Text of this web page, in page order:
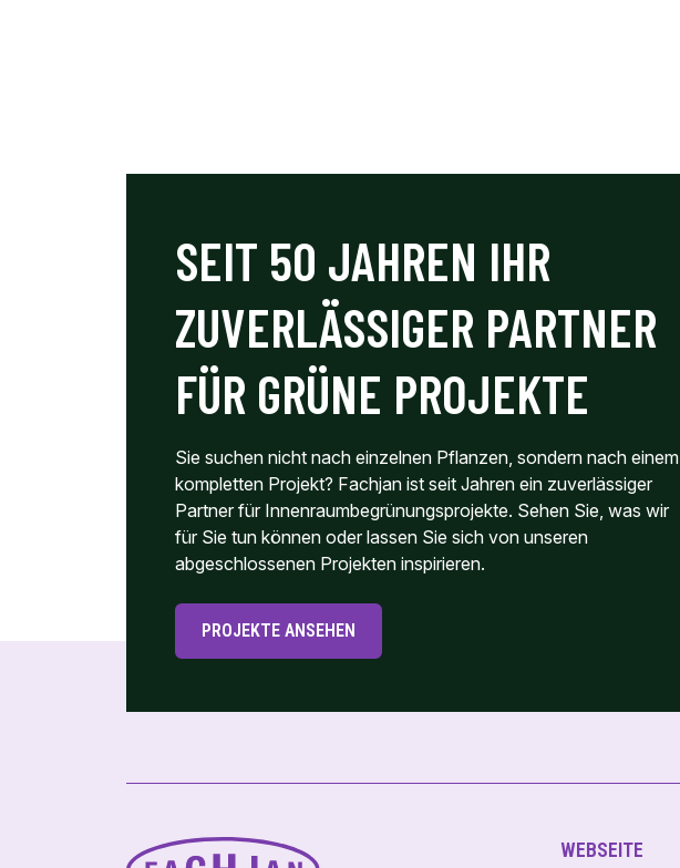
SEIT 50 JAHREN IHR
ZUVERLÄSSIGER PARTNER
FÜR GRÜNE PROJEKTE
Sie suchen nicht nach einzelnen Pflanzen, sondern nach einem
kompletten Projekt? Fachjan ist seit Jahren ein zuverlässiger
Partner für Innenraumbegrünungsprojekte. Sehen Sie, was wir
für Sie tun können oder lassen Sie sich von unseren
abgeschlossenen Projekten inspirieren.
PROJEKTE ANSEHEN
WEBSEITE